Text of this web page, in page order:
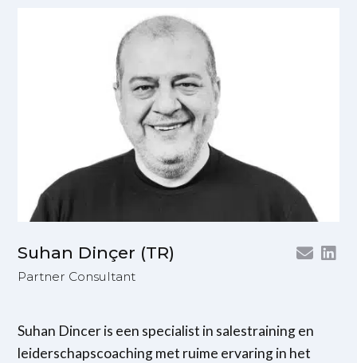
Suhan Dinçer (TR)
Partner Consultant
Suhan Dincer is een specialist in salestraining en
leiderschapscoaching met ruime ervaring in het